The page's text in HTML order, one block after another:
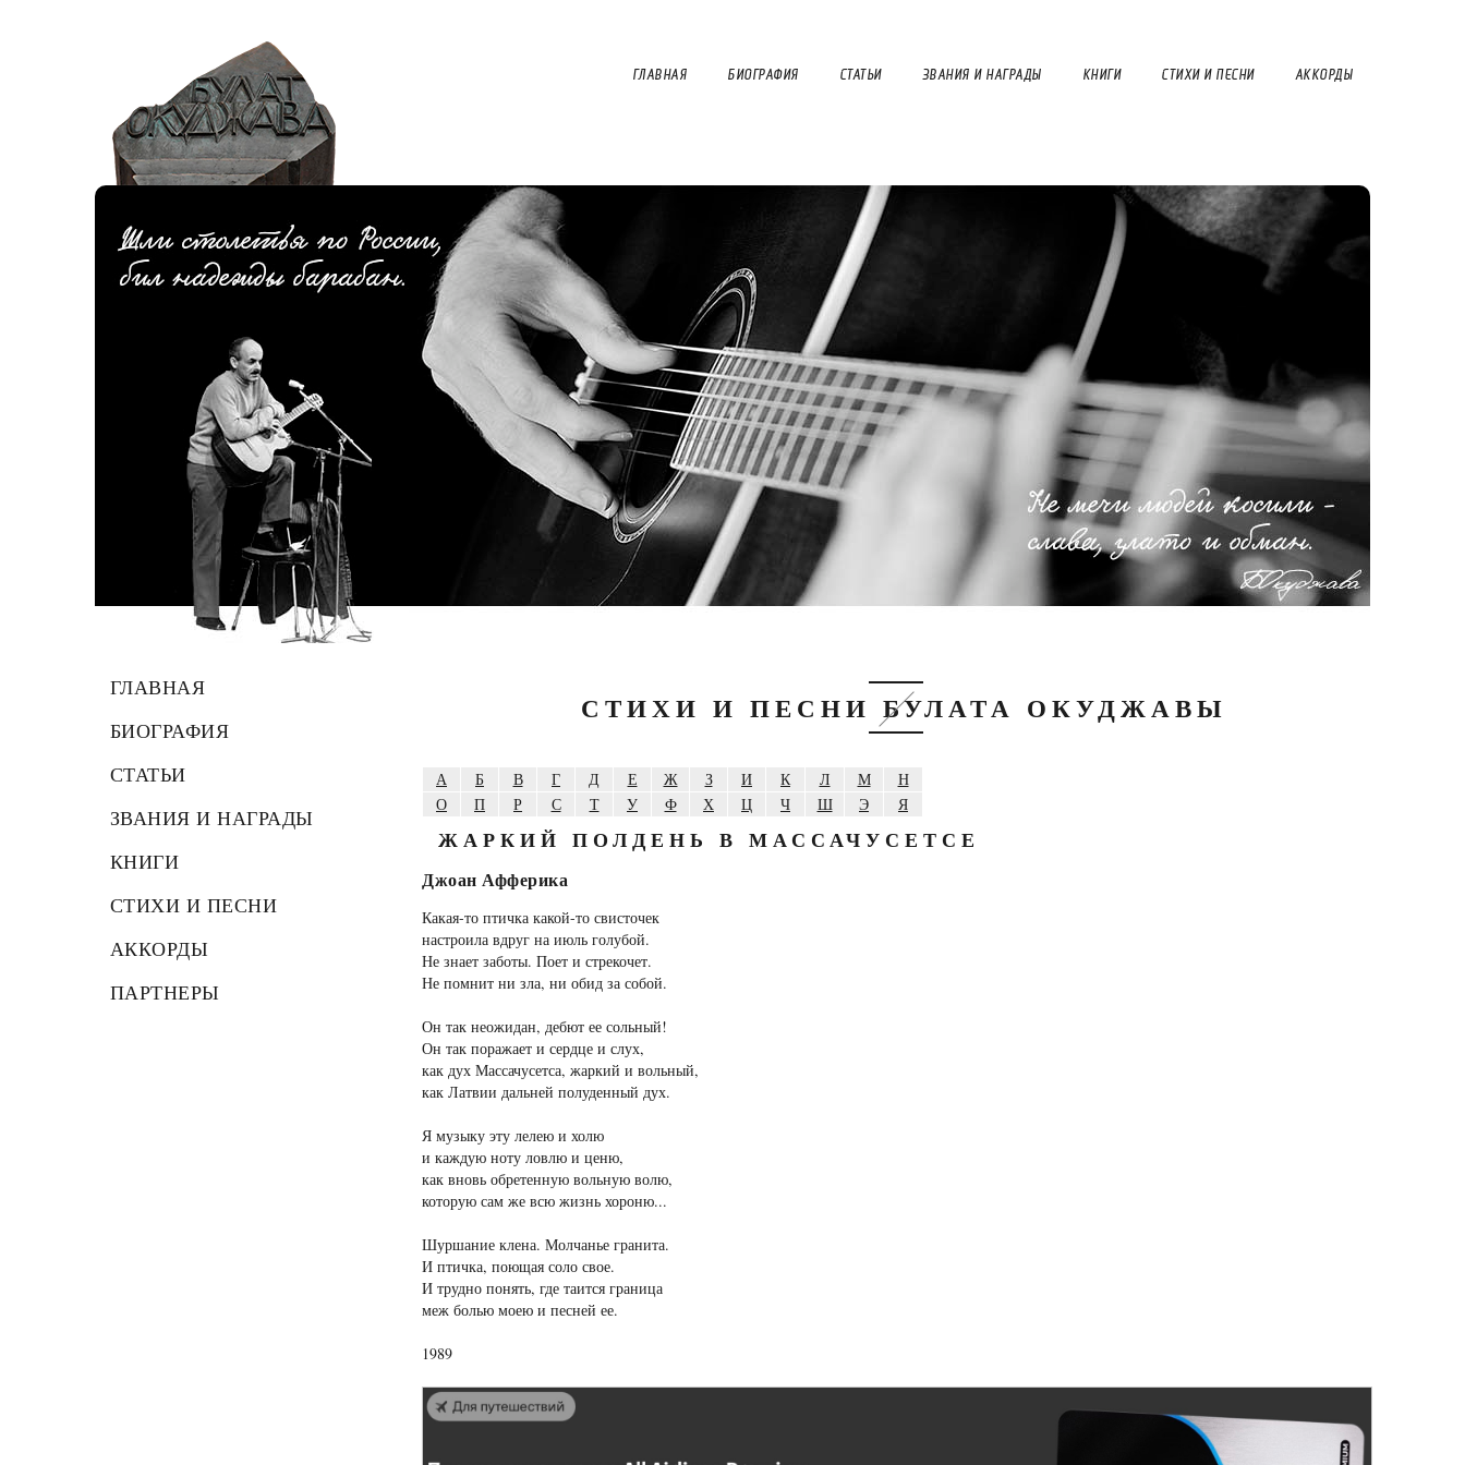
ГЛАВНАЯ БИОГРАФИЯ СТАТЬИ ЗВАНИЯ И НАГРАДЫ КНИГИ СТИХИ И ПЕСНИ АККОРДЫ
ГЛАВНАЯ
БИОГРАФИЯ
СТАТЬИ
ЗВАНИЯ И НАГРАДЫ
КНИГИ
СТИХИ И ПЕСНИ
АККОРДЫ
ПАРТНЕРЫ
СТИХИ И ПЕСНИ БУЛАТА ОКУДЖАВЫ
А Б В Г Д Е Ж З И К Л М
Н
О
П Р С Т У Ф Х Ц Ч Ш Э Я
ЖАРКИЙ ПОЛДЕНЬ В МАССАЧУСЕТСЕ
Джоан Афферика
Какая-то птичка какой-то свисточек
настроила вдруг на июль голубой.
Не знает заботы. Поет и стрекочет.
Не помнит ни зла, ни обид за собой.
Он так неожидан, дебют ее сольный!
Он так поражает и сердце и слух,
как дух Массачусетса, жаркий и вольный,
как Латвии дальней полуденный дух.
Я музыку эту лелею и холю
и каждую ноту ловлю и ценю,
как вновь обретенную вольную волю,
которую сам же всю жизнь хороню...
Шуршание клена. Молчанье гранита.
И птичка, поющая соло свое.
И трудно понять, где таится граница
меж болью моею и песней ее.
1989